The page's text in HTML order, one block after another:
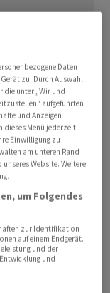
in Korea
wie es
für
Folge auch
wiederum
der Meldung
von
ein Fass Öl der
Daten
zu. Durch Auswahl
die unter „Wir und
aufgeführten
und Anzeigen
dieses Menü jederzeit
Einwilligung zu
am unteren Rand
Website. Weitere
um Folgendes
zur Identifikation
auf einem Endgerät.
und der
und